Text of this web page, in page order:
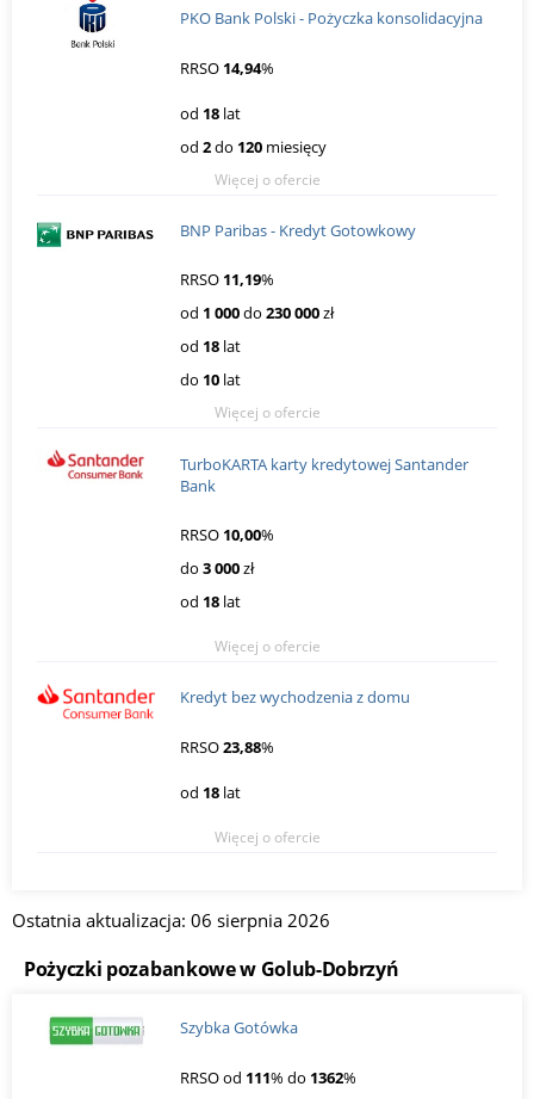
PKO Bank Polski - Pożyczka konsolidacyjna
RRSO 14,94%
od 18 lat
od 2do 120 miesięcy
Więcej o ofercie
BNP Paribas - Kredyt Gotowkowy
RRSO 11,19%
od 1 000do 230 000zł
od 18 lat
do 10 lat
Więcej o ofercie
TurboKARTA karty kredytowej Santander
Bank
RRSO 10,00%
do 3 000zł
od 18 lat
Więcej o ofercie
Kredyt bez wychodzenia z domu
RRSO23,88%
od 18 lat
Więcej o ofercie
Ostatnia aktualizacja: 06 sierpnia 2026
Pożyczki pozabankowe w Golub-Dobrzyń
Szybka Gotówka
RRSO od 111% do 1362%